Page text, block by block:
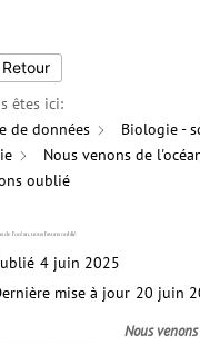
êtes ici:
de données
Biologie -
Nous venons de
oublié
de l’océan, nous l’avons oublié
4 juin 2025
mise à jour 20 juin
Nous